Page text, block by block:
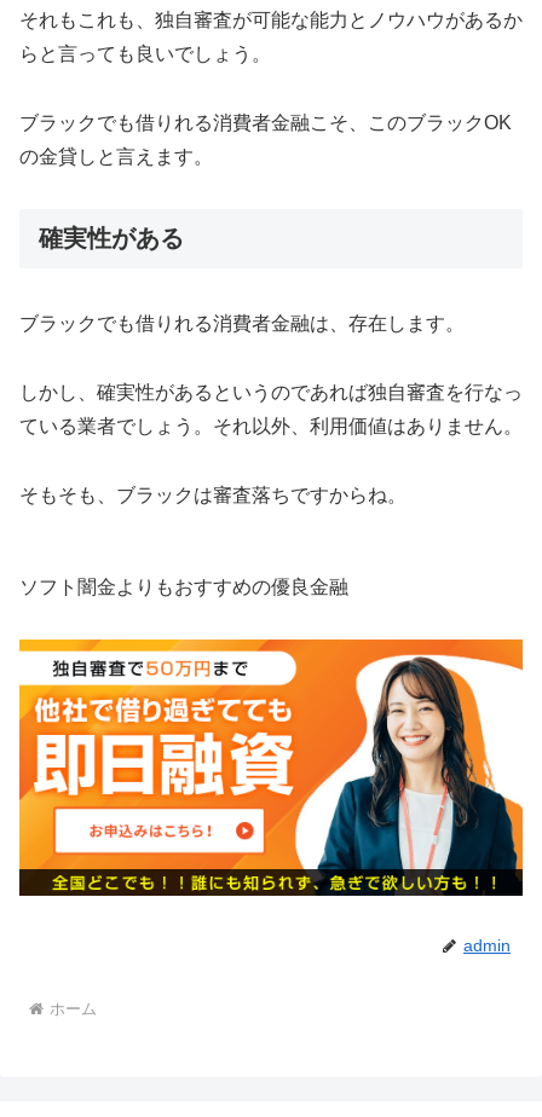
それもこれも、独自審査が可能な能力とノウハウがあるか
らと言っても良いでしょう。
ブラックでも借りれる消費者金融こそ、このブラックOK
の金貸しと言えます。
確実性がある
ブラックでも借りれる消費者金融は、存在します。
しかし、確実性があるというのであれば独自審査を行なっ
ている業者でしょう。それ以外、利用価値はありません。
そもそも、ブラックは審査落ちですからね。
ソフト闇金よりもおすすめの優良金融
admin
ホーム